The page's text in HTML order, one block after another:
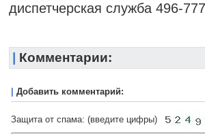
диспетчерская служба 496-777
Комментарии:
Добавить комментарий:
Защита от спама: (введите цифры)